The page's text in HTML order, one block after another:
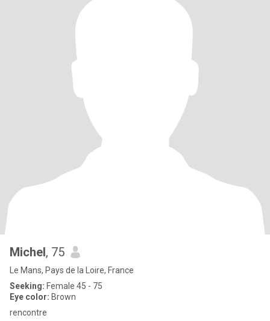
Michel, 75
Le Mans, Pays de la Loire, France
Seeking: Female 45 - 75
Eye color: Brown
rencontre